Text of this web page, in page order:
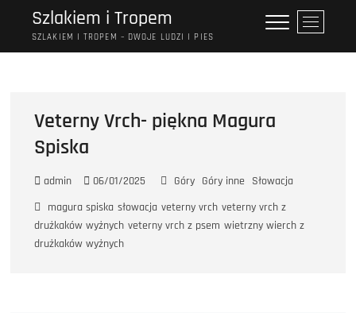
Szlakiem i Tropem
SZLAKIEM I TROPEM – DWOJE LUDZI I PIES
P
r
z
Veterny Vrch- piękna Magura
Spiska
admin 06/01/2025 Góry Góry inne
Słowacja
magura spiska słowacja veterny vrch veterny vrch z
drużkaków wyżnych veterny vrch z psem wietrzny wierch z
drużkaków wyżnych